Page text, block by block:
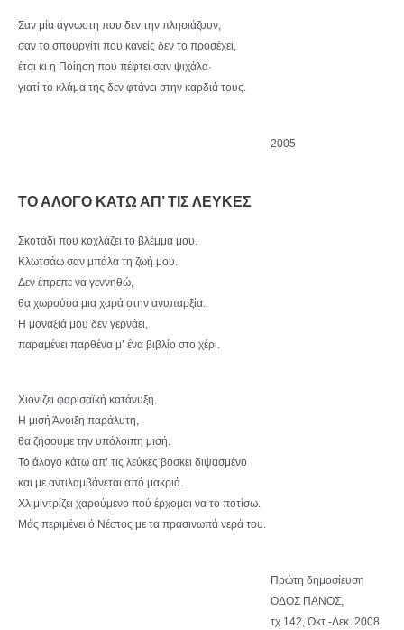
Σαν μία άγνωστη που δεν την πλησιάζουν,
σαν το σπουργίτι που κανείς δεν το προσέχει,
έτσι κι η Ποίηση που πέφτει σαν ψιχάλα·
γιατί το κλάμα της δεν φτάνει στην καρδιά τους.
2005
ΤΟ ΑΛΟΓΟ ΚΑΤΩ ΑΠ’ ΤΙΣ ΛΕΥΚΕΣ
Σκοτάδι που κοχλάζει το βλέμμα μου.
Κλωτσάω σαν μπάλα τη ζωή μου.
Δεν έπρεπε να γεννηθώ,
θα χωρούσα μια χαρά στην ανυπαρξία.
Η μοναξιά μου δεν γερνάει,
παραμένει παρθένα μ’ ένα βιβλίο στο χέρι.
Χιονίζει φαρισαϊκή κατάνυξη.
Η μισή Άνοιξη παράλυτη,
θα ζήσουμε την υπόλοιπη μισή.
Το άλογο κάτω απ’ τις λεύκες βόσκει διψασμένο
και με αντιλαμβάνεται από μακριά.
Χλιμιντρίζει χαρούμενο πού έρχομαι να το ποτίσω.
Μάς περιμένει ό Νέστος με τα πρασινωπά νερά του.
Πρώτη δημοσίευση
ΟΔΟΣ ΠΑΝΟΣ,
τχ 142, Όκτ.-Δεκ. 2008